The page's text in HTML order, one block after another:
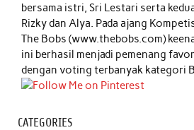
bersama istri, Sri Lestari serta
Rizky dan Alya. Pada ajang
The Bobs (www.thebobs.com)
ini berhasil menjadi pemenang
dengan voting terbanyak kategori
CATEGORIES